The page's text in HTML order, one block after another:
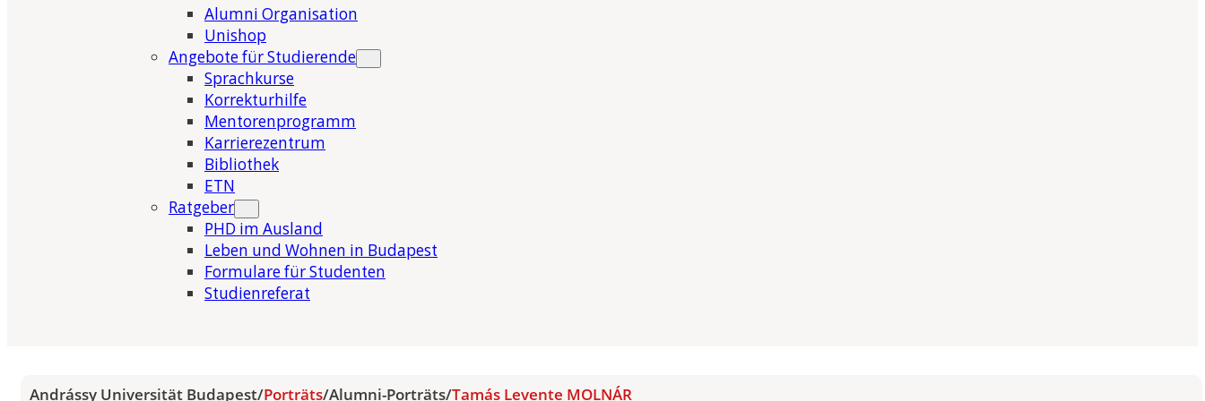
Alumni Organisation
Unishop
Angebote für Studierende
Sprachkurse
Korrekturhilfe
Mentorenprogramm
Karrierezentrum
Bibliothek
ETN
Ratgeber
PHD im Ausland
Leben und Wohnen in Budapest
Formulare für Studenten
Studienreferat
Andrássy Universität Budapest/Porträts/Alumni-Porträts/Tamás Levente MOLNÁR